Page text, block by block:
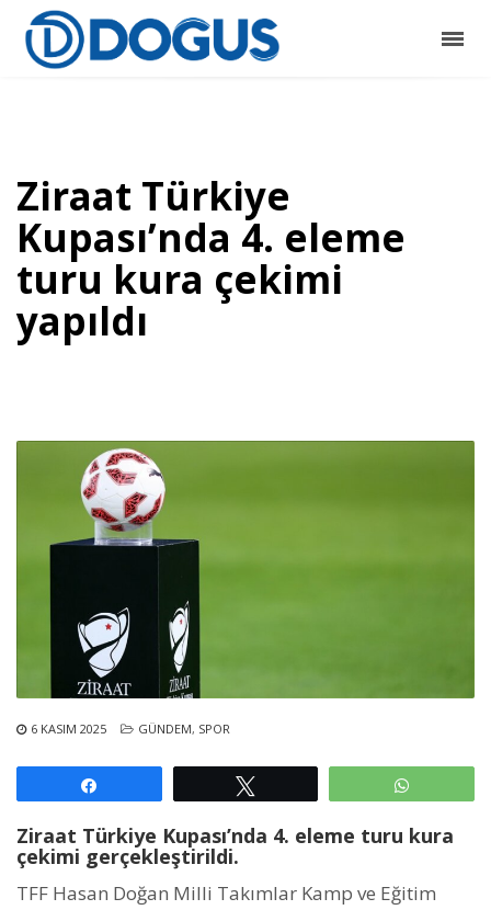
Ziraat Türkiye
Kupası’nda 4. eleme
turu kura çekimi
yapıldı
6 KASIM 2025 GÜNDEM, SPOR
Ziraat Türkiye Kupası’nda 4. eleme turu kura
çekimi gerçekleştirildi.
TFF Hasan Doğan Milli Takımlar Kamp ve Eğitim